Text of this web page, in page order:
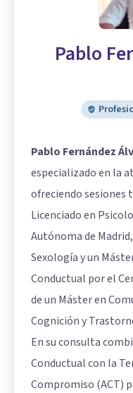
Pablo
Pablo Fernández
especializado en la
ofreciendo sesiones
Licenciado en
Autónoma de
Sexología y un
Conductual por el
de un Máster en
Cognición y
En su consulta
Conductual con la
Compromiso (ACT)